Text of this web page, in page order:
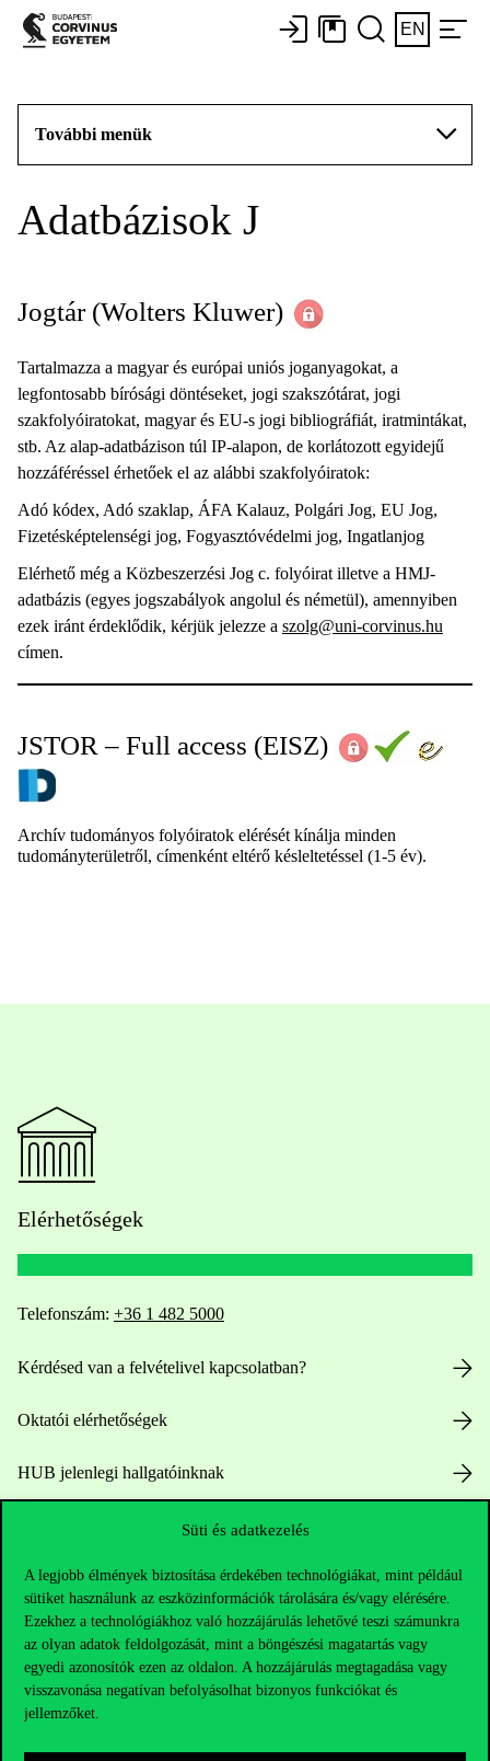
Süti és adatkezelés
A legjobb élmények biztosítása érdekében technológiákat, mint például
sütiket használunk az eszközinformációk tárolására és/vagy elérésére.
Ezekhez a technológiákhoz való hozzájárulás lehetővé teszi számunkra
az olyan adatok feldolgozását, mint a böngészési magatartás vagy
egyedi azonosítók ezen az oldalon. A hozzájárulás megtagadása vagy
visszavonása negatívan befolyásolhat bizonyos funkciókat és
jellemzőket.
EN
További menük
Adatbázisok J
Jogtár (Wolters Kluwer)
Tartalmazza a magyar és európai uniós joganyagokat, a
legfontosabb bírósági döntéseket, jogi szakszótárat, jogi
szakfolyóiratokat, magyar és EU-s jogi bibliográfiát, iratmintákat,
stb. Az alap-adatbázison túl IP-alapon, de korlátozott egyidejű
hozzáféréssel érhetőek el az alábbi szakfolyóiratok:
Adó kódex, Adó szaklap, ÁFA Kalauz, Polgári Jog, EU Jog,
Fizetésképtelenségi jog, Fogyasztóvédelmi jog, Ingatlanjog
Elérhető még a Közbeszerzési Jog c. folyóirat illetve a HMJ-
adatbázis (egyes jogszabályok angolul és németül), amennyiben
ezek iránt érdeklődik, kérjük jelezze a szolg@uni-corvinus.hu
címen.
JSTOR – Full access (EISZ)
Archív tudományos folyóiratok elérését kínálja minden
tudományterületről, címenként eltérő késleltetéssel (1-5 év).
Elérhetőségek
Telefonszám: +36 1 482 5000
Kérdésed van a felvételivel kapcsolatban?
Oktatói elérhetőségek
HUB jelenlegi hallgatóinknak
press@uni-corvinus.hu
Hasznos linkek